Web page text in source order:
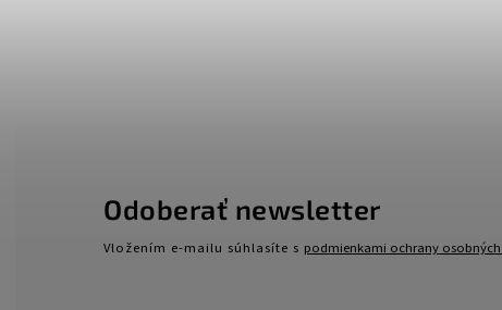
Odoberať newsletter
Vložením e-mailu súhlasíte s podmienkami ochrany